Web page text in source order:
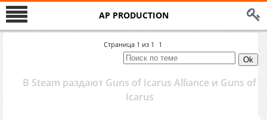
AP PRODUCTION
Страница 1 из 1 1
B Steam paздaют Guns of Icarus Alliance и Guns of
Icarus